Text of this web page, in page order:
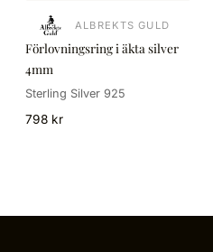
ALBREKTS GULD
Förlovningsring i äkta silver
4mm
Sterling Silver 925
798 kr